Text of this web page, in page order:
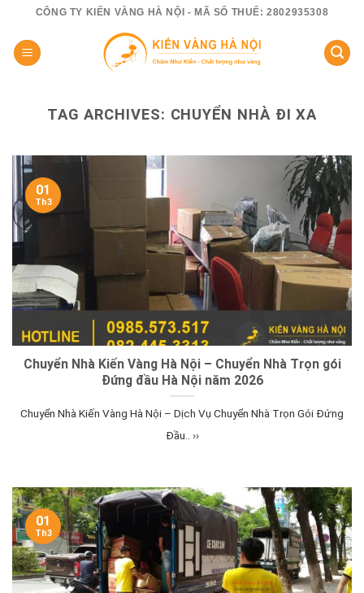
content
CÔNG TY KIẾN VÀNG HÀ NỘI - MÃ SỐ THUẾ: 2802935308
TAG ARCHIVES: CHUYỂN NHÀ ĐI XA
Chuyển Nhà Kiến Vàng Hà Nội – Chuyển Nhà Trọn gói
Đứng đầu Hà Nội năm 2026
Chuyển Nhà Kiến Vàng Hà Nội – Dịch Vụ Chuyển Nhà Trọn Gói Đứng
Đầu.. ››
01
Th3
01
Th3